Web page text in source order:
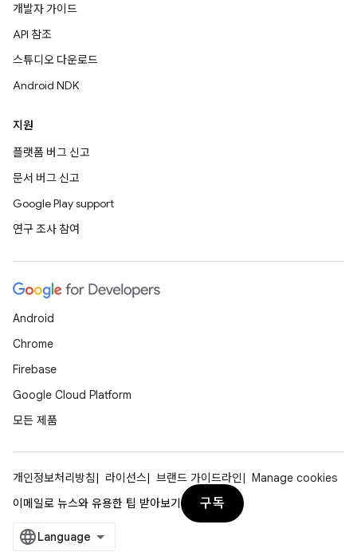
개발자 가이드
API 참조
스튜디오 다운로드
Android NDK
지원
플랫폼 버그 신고
문서 버그 신고
Google Play support
연구 조사 참여
Android
Chrome
Firebase
Google Cloud Platform
모든 제품
개인정보처리방침 라이선스 브랜드 가이드라인
Manage cookies
이메일로 뉴스와 유용한 팁 받아보기
구독